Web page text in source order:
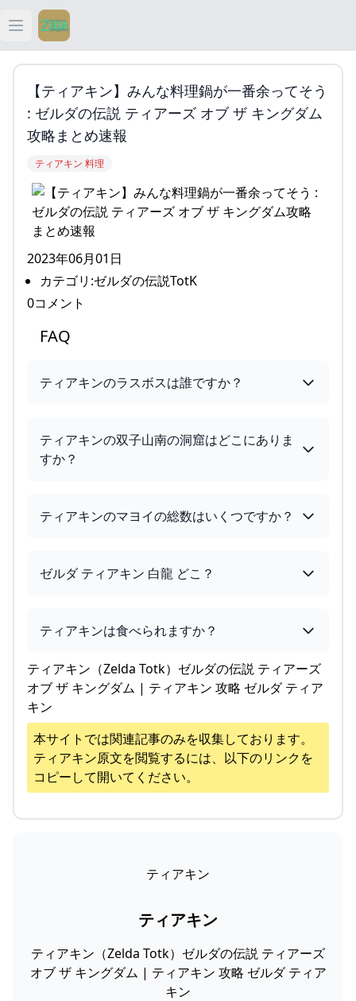
Open main menu
ティアキン
ティアキン 祠
ティアキン 攻略
【ティアキン】みんな料理鍋が一番余ってそう
: ゼルダの伝説 ティアーズ オブ ザ キングダム
攻略まとめ速報
ティアキン 料理
2023年06月01日
カテゴリ:ゼルダの伝説TotK
0コメント
FAQ
ティアキンのラスボスは誰ですか？
ティアキンの双子山南の洞窟はどこにありま
すか？
ティアキンのマヨイの総数はいくつですか？
ゼルダ ティアキン 白龍 どこ？
ティアキンは食べられますか？
ティアキン（Zelda Totk）ゼルダの伝説 ティアーズ
オブ ザ キングダム | ティアキン 攻略 ゼルダ ティア
キン
本サイトでは関連記事のみを収集しております。
ティアキン原文を閲覧するには、以下のリンクを
コピーして開いてください。
ティアキン
ティアキン
ティアキン（Zelda Totk）ゼルダの伝説 ティアーズ
オブ ザ キングダム | ティアキン 攻略 ゼルダ ティア
キン